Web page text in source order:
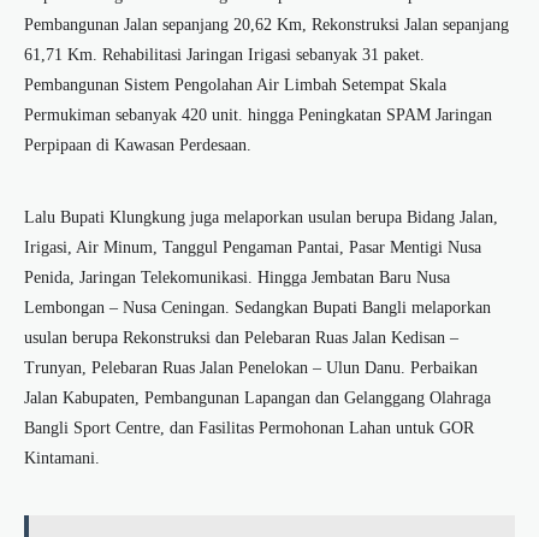
Pembangunan Jalan sepanjang 20,62 Km, Rekonstruksi Jalan sepanjang
61,71 Km. Rehabilitasi Jaringan Irigasi sebanyak 31 paket.
Pembangunan Sistem Pengolahan Air Limbah Setempat Skala
Permukiman sebanyak 420 unit. hingga Peningkatan SPAM Jaringan
Perpipaan di Kawasan Perdesaan.
Lalu Bupati Klungkung juga melaporkan usulan berupa Bidang Jalan,
Irigasi, Air Minum, Tanggul Pengaman Pantai, Pasar Mentigi Nusa
Penida, Jaringan Telekomunikasi. Hingga Jembatan Baru Nusa
Lembongan – Nusa Ceningan. Sedangkan Bupati Bangli melaporkan
usulan berupa Rekonstruksi dan Pelebaran Ruas Jalan Kedisan –
Trunyan, Pelebaran Ruas Jalan Penelokan – Ulun Danu. Perbaikan
Jalan Kabupaten, Pembangunan Lapangan dan Gelanggang Olahraga
Bangli Sport Centre, dan Fasilitas Permohonan Lahan untuk GOR
Kintamani.